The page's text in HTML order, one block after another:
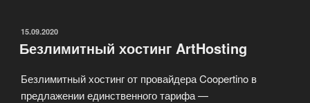
ОПУБЛИКОВАНО
15.09.2020
Безлимитный хостинг ArtHosting
Безлимитный хостинг от провайдера Coopertino в
предлажении единственного тарифа —